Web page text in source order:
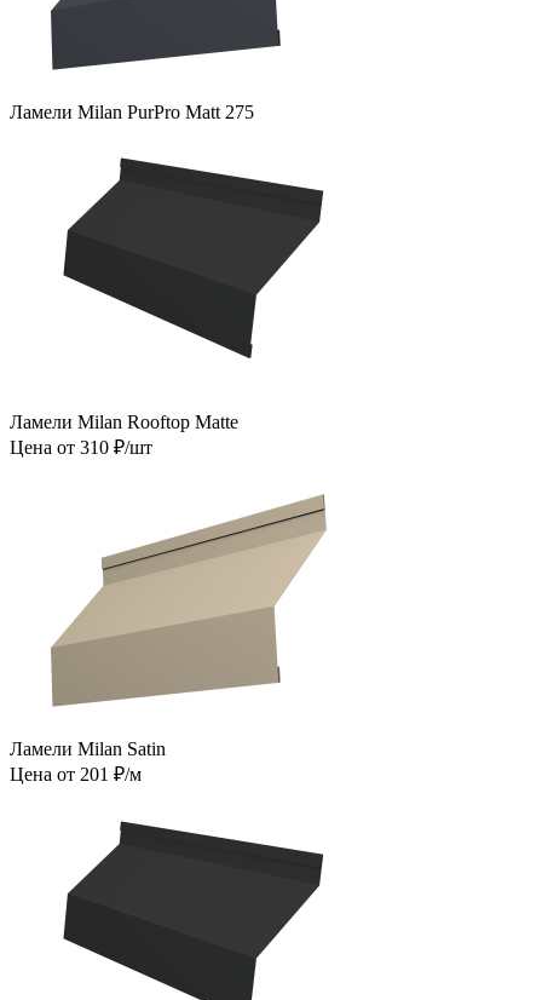
Ламели Milan PurPro Matt 275
Ламели Milan Rooftop Matte
Цена от 310 ₽/шт
Ламели Milan Satin
Цена от 201 ₽/м